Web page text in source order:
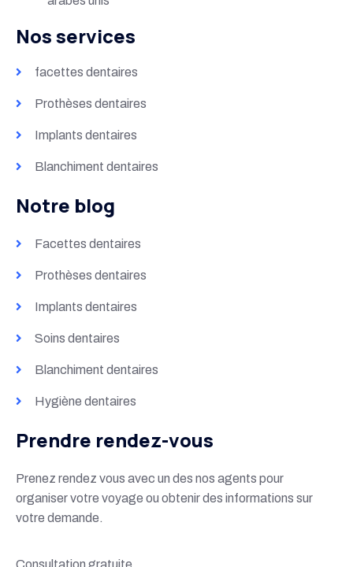
Nos services
facettes dentaires
Prothèses dentaires
Implants dentaires
Blanchiment dentaires
Notre blog
Facettes dentaires
Prothèses dentaires
Implants dentaires
Soins dentaires
Blanchiment dentaires
Hygiène dentaires
Prendre rendez-vous
Prenez rendez vous avec un des nos agents pour
organiser votre voyage ou obtenir des informations sur
votre demande.
Consultation gratuite